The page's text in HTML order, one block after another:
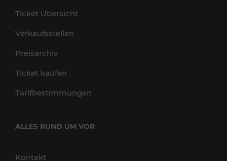
Ticket Übersicht
Verkaufsstellen
Preisarchiv
Ticket kaufen
Tarifbestimmungen
ALLES RUND UM VOR
Kontakt